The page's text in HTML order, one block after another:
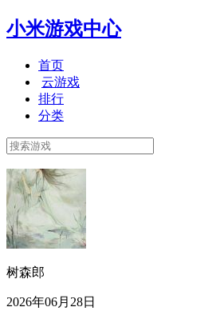
小米游戏中心
首页
云游戏
排行
分类
树森郎
2026年06月28日